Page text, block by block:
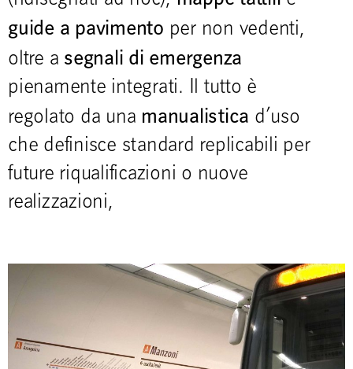
guide a pavimento per non vedenti,
oltre a segnali di emergenza
pienamente integrati. Il tutto è
regolato da una manualistica d’uso
che definisce standard replicabili per
future riqualificazioni o nuove
realizzazioni,